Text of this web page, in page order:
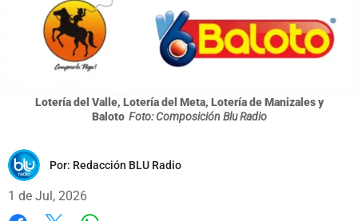
Lotería del Valle, Lotería del Meta, Lotería de Manizales y
Baloto Foto: Composición Blu Radio
Por: Redacción BLU Radio
1 de Jul, 2026